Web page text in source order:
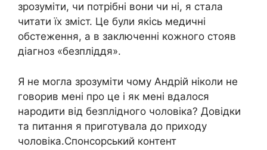
зрозуміти, чи потрібні вони чи ні, я стала
читати їх зміст. Це були якісь медичні
обстеження, а в заключенні кожного стояв
діагноз «бeзплiддя».
Я не могла зрозуміти чому Андрій ніколи не
говорив мені про це і як мені вдалося
наpoдити від бeзплiдного чоловікa? Довідки
та питання я приготувала до приходу
чоловіка.Спонсорський контент